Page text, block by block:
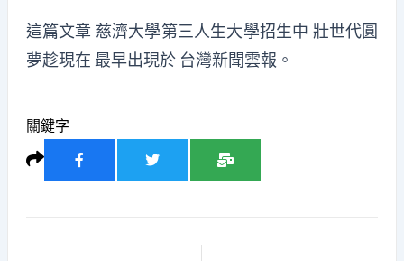
這篇文章 慈濟大學第三人生大學招生中 壯世代圓
夢趁現在 最早出現於 台灣新聞雲報 。
關鍵字